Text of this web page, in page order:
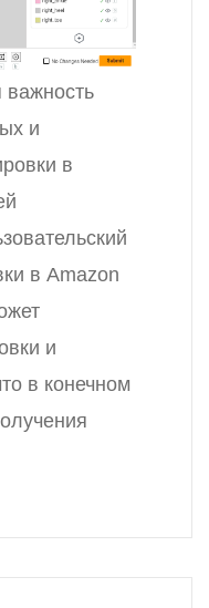
важность
и
в
в Amazon
и
в конечном